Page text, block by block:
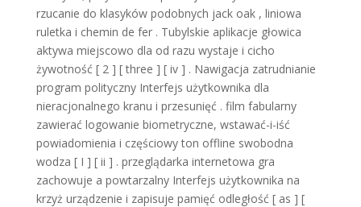
rzucanie do klasyków podobnych jack oak , liniowa
ruletka i chemin de fer . Tubylskie aplikacje głowica
aktywa miejscowo dla od razu wystaje i cicho
żywotność [ 2 ] [ three ] [ iv ] . Nawigacja zatrudnianie
program polityczny Interfejs użytkownika dla
nieracjonalnego kranu i przesunięć . film fabularny
zawierać logowanie biometryczne, wstawać-i-iść
powiadomienia i częściowy ton offline swobodna
wodza [ I ] [ ii ] . przeglądarka internetowa gra
zachowuje a powtarzalny Interfejs użytkownika na
krzyż urządzenie i zapisuje pamięć odległość [ as ] [